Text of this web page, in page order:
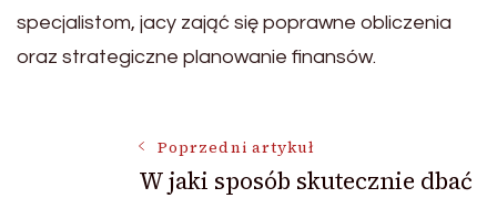
specjalistom, jacy zająć się poprawne obliczenia
oraz strategiczne planowanie finansów.
NawigacjaPoprzedni artykuł
W jaki sposób skutecznie dbać